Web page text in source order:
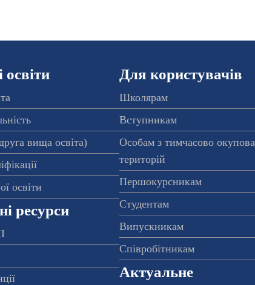
вища освіта)
освіти
ресурси
Для користувачів
Школярам
Вступникам
Особам з тимчасово
територій
Першокурсникам
Студентам
Випускникам
Співробітникам
Актуальне